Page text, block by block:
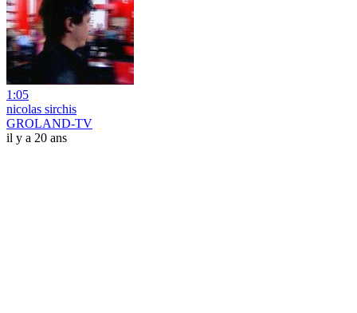
1:05
nicolas sirchis
GROLAND-TV
il y a 20 ans